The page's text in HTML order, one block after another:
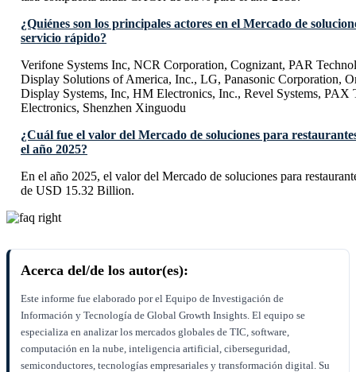
¿Quiénes son los principales actores en el Mercado de
servicio rápido?
Verifone Systems Inc, NCR Corporation, Cognizant, PAR
Display Solutions of America, Inc., LG, Panasonic Corporation,
Display Systems, Inc, HM Electronics, Inc., Revel Systems, PAX
Electronics, Shenzhen Xinguodu
¿Cuál fue el valor del Mercado de soluciones para
el año 2025?
En el año 2025, el valor del Mercado de soluciones para
de USD 15.32 Billion.
Acerca del/de los autor(es):
Este informe fue elaborado por el Equipo de Investigación de
Información y Tecnología de Global Growth Insights. El equipo se
especializa en analizar los mercados globales de TIC, software,
computación en la nube, inteligencia artificial, ciberseguridad,
semiconductores, tecnologías empresariales y transformación digital. Su